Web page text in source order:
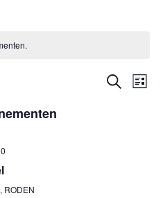
Zoeken
Lijst
RODEN